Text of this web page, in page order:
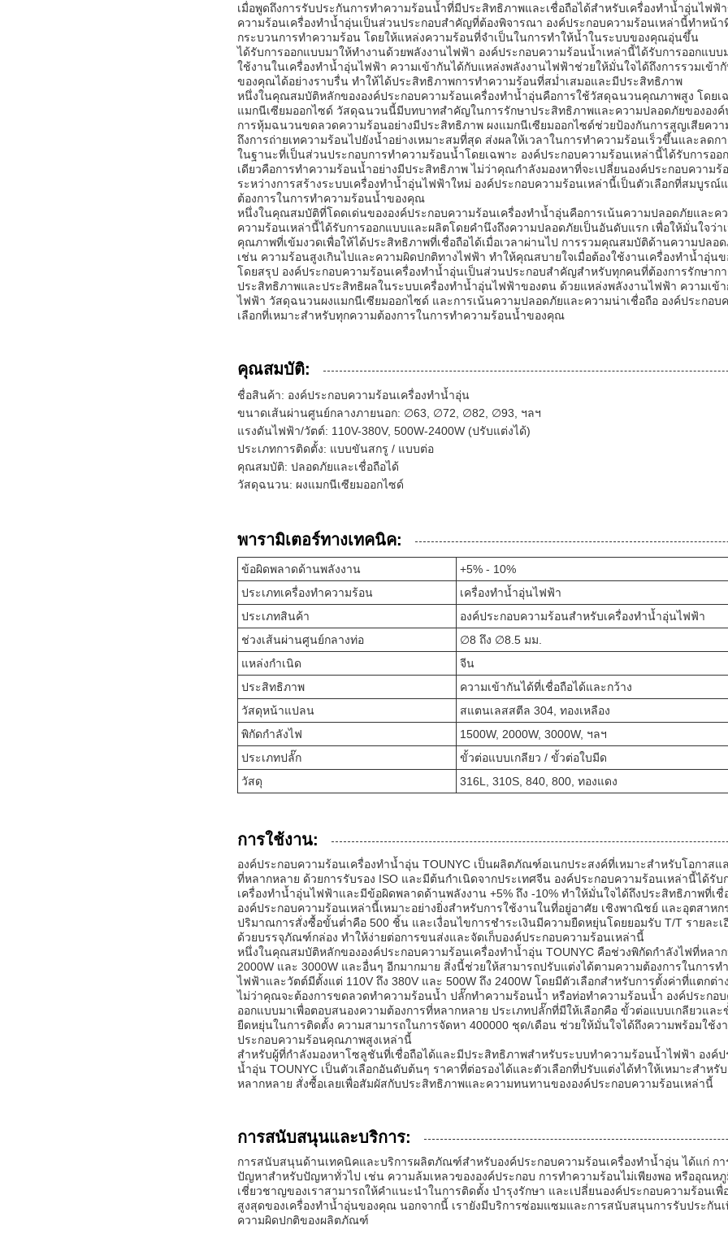
เมื่อพูดถึงการรับประกันการทำความร้อนน้ำที่มีประสิทธิภาพและเชื่อถือได้สำหรับเครื่องทำน้ำอุ่นไฟฟ้
ความร้อนเครื่องทำน้ำอุ่นเป็นส่วนประกอบสำคัญที่ต้องพิจารณา องค์ประกอบความร้อนเหล่านี้ทำหน้า
กระบวนการทำความร้อน โดยให้แหล่งความร้อนที่จำเป็นในการทำให้น้ำในระบบของคุณอุ่นขึ้น
ได้รับการออกแบบมาให้ทำงานด้วยพลังงานไฟฟ้า องค์ประกอบความร้อนน้ำเหล่านี้ได้รับการออกแบบ
ใช้งานในเครื่องทำน้ำอุ่นไฟฟ้า ความเข้ากันได้กับแหล่งพลังงานไฟฟ้าช่วยให้มั่นใจได้ถึงการรวมเข้า
ของคุณได้อย่างราบรื่น ทำให้ได้ประสิทธิภาพการทำความร้อนที่สม่ำเสมอและมีประสิทธิภาพ
หนึ่งในคุณสมบัติหลักขององค์ประกอบความร้อนเครื่องทำน้ำอุ่นคือการใช้วัสดุฉนวนคุณภาพสูง โดยเฉ
แมกนีเซียมออกไซด์ วัสดุฉนวนนี้มีบทบาทสำคัญในการรักษาประสิทธิภาพและความปลอดภัยขององค์
การหุ้มฉนวนขดลวดความร้อนอย่างมีประสิทธิภาพ ผงแมกนีเซียมออกไซด์ช่วยป้องกันการสูญเสียคว
ถึงการถ่ายเทความร้อนไปยังน้ำอย่างเหมาะสมที่สุด ส่งผลให้เวลาในการทำความร้อนเร็วขึ้นและลดก
ในฐานะที่เป็นส่วนประกอบการทำความร้อนน้ำโดยเฉพาะ องค์ประกอบความร้อนเหล่านี้ได้รับการออ
เดียวคือการทำความร้อนน้ำอย่างมีประสิทธิภาพ ไม่ว่าคุณกำลังมองหาที่จะเปลี่ยนองค์ประกอบความ
ระหว่างการสร้างระบบเครื่องทำน้ำอุ่นไฟฟ้าใหม่ องค์ประกอบความร้อนเหล่านี้เป็นตัวเลือกที่สมบูรณ์
ต้องการในการทำความร้อนน้ำของคุณ
หนึ่งในคุณสมบัติที่โดดเด่นขององค์ประกอบความร้อนเครื่องทำน้ำอุ่นคือการเน้นความปลอดภัยและค
ความร้อนเหล่านี้ได้รับการออกแบบและผลิตโดยคำนึงถึงความปลอดภัยเป็นอันดับแรก เพื่อให้มั่นใจว่า
คุณภาพที่เข้มงวดเพื่อให้ได้ประสิทธิภาพที่เชื่อถือได้เมื่อเวลาผ่านไป การรวมคุณสมบัติด้านความปลอ
เช่น ความร้อนสูงเกินไปและความผิดปกติทางไฟฟ้า ทำให้คุณสบายใจเมื่อต้องใช้งานเครื่องทำน้ำอุ่น
โดยสรุป องค์ประกอบความร้อนเครื่องทำน้ำอุ่นเป็นส่วนประกอบสำคัญสำหรับทุกคนที่ต้องการรักษาก
ประสิทธิภาพและประสิทธิผลในระบบเครื่องทำน้ำอุ่นไฟฟ้าของตน ด้วยแหล่งพลังงานไฟฟ้า ความเข้
ไฟฟ้า วัสดุฉนวนผงแมกนีเซียมออกไซด์ และการเน้นความปลอดภัยและความน่าเชื่อถือ องค์ประกอบ
เลือกที่เหมาะสำหรับทุกความต้องการในการทำความร้อนน้ำของคุณ
คุณสมบัติ:
ชื่อสินค้า: องค์ประกอบความร้อนเครื่องทำน้ำอุ่น
ขนาดเส้นผ่านศูนย์กลางภายนอก: ∅63, ∅72, ∅82, ∅93, ฯลฯ
แรงดันไฟฟ้า/วัตต์: 110V-380V, 500W-2400W (ปรับแต่งได้)
ประเภทการติดตั้ง: แบบขันสกรู / แบบต่อ
คุณสมบัติ: ปลอดภัยและเชื่อถือได้
วัสดุฉนวน: ผงแมกนีเซียมออกไซด์
พารามิเตอร์ทางเทคนิค:
ข้อผิดพลาดด้านพลังงาน
+5% - 10%
ประเภทเครื่องทำความร้อน
เครื่องทำน้ำอุ่นไฟฟ้า
ประเภทสินค้า
องค์ประกอบความร้อนสำหรับเครื่องทำน้ำอุ่นไฟฟ้า
ช่วงเส้นผ่านศูนย์กลางท่อ
∅8 ถึง ∅8.5 มม.
แหล่งกำเนิด
จีน
ประสิทธิภาพ
ความเข้ากันได้ที่เชื่อถือได้และกว้าง
วัสดุหน้าแปลน
สแตนเลสสตีล 304, ทองเหลือง
พิกัดกำลังไฟ
1500W, 2000W, 3000W, ฯลฯ
ประเภทปลั๊ก
ขั้วต่อแบบเกลียว / ขั้วต่อใบมีด
วัสดุ
316L, 310S, 840, 800, ทองแดง
การใช้งาน:
องค์ประกอบความร้อนเครื่องทำน้ำอุ่น TOUNYC เป็นผลิตภัณฑ์อเนกประสงค์ที่เหมาะสำหรับโอกาส
ที่หลากหลาย ด้วยการรับรอง ISO และมีต้นกำเนิดจากประเทศจีน องค์ประกอบความร้อนเหล่านี้ได้รั
เครื่องทำน้ำอุ่นไฟฟ้าและมีข้อผิดพลาดด้านพลังงาน +5% ถึง -10% ทำให้มั่นใจได้ถึงประสิทธิภาพที่เ
องค์ประกอบความร้อนเหล่านี้เหมาะอย่างยิ่งสำหรับการใช้งานในที่อยู่อาศัย เชิงพาณิชย์ และอุตสาห
ปริมาณการสั่งซื้อขั้นต่ำคือ 500 ชิ้น และเงื่อนไขการชำระเงินมีความยืดหยุ่นโดยยอมรับ T/T รายละ
ด้วยบรรจุภัณฑ์กล่อง ทำให้ง่ายต่อการขนส่งและจัดเก็บองค์ประกอบความร้อนเหล่านี้
หนึ่งในคุณสมบัติหลักขององค์ประกอบความร้อนเครื่องทำน้ำอุ่น TOUNYC คือช่วงพิกัดกำลังไฟที่หลาก
2000W และ 3000W และอื่นๆ อีกมากมาย สิ่งนี้ช่วยให้สามารถปรับแต่งได้ตามความต้องการในการ
ไฟฟ้าและวัตต์มีตั้งแต่ 110V ถึง 380V และ 500W ถึง 2400W โดยมีตัวเลือกสำหรับการตั้งค่าที่แตกต่า
ไม่ว่าคุณจะต้องการขดลวดทำความร้อนน้ำ ปลั๊กทำความร้อนน้ำ หรือท่อทำความร้อนน้ำ องค์ประกอ
ออกแบบมาเพื่อตอบสนองความต้องการที่หลากหลาย ประเภทปลั๊กที่มีให้เลือกคือ ขั้วต่อแบบเกลียวแล
ยืดหยุ่นในการติดตั้ง ความสามารถในการจัดหา 400000 ชุด/เดือน ช่วยให้มั่นใจได้ถึงความพร้อมใช้ง
ประกอบความร้อนคุณภาพสูงเหล่านี้
สำหรับผู้ที่กำลังมองหาโซลูชันที่เชื่อถือได้และมีประสิทธิภาพสำหรับระบบทำความร้อนน้ำไฟฟ้า องค์ป
น้ำอุ่น TOUNYC เป็นตัวเลือกอันดับต้นๆ ราคาที่ต่อรองได้และตัวเลือกที่ปรับแต่งได้ทำให้เหมาะสำหรั
หลากหลาย สั่งซื้อเลยเพื่อสัมผัสกับประสิทธิภาพและความทนทานขององค์ประกอบความร้อนเหล่านี้
การสนับสนุนและบริการ:
การสนับสนุนด้านเทคนิคและบริการผลิตภัณฑ์สำหรับองค์ประกอบความร้อนเครื่องทำน้ำอุ่น ได้แก่ กา
ปัญหาสำหรับปัญหาทั่วไป เช่น ความล้มเหลวขององค์ประกอบ การทำความร้อนไม่เพียงพอ หรืออุณห
เชี่ยวชาญของเราสามารถให้คำแนะนำในการติดตั้ง บำรุงรักษา และเปลี่ยนองค์ประกอบความร้อนเ
สูงสุดของเครื่องทำน้ำอุ่นของคุณ นอกจากนี้ เรายังมีบริการซ่อมแซมและการสนับสนุนการรับประกัน
ความผิดปกติของผลิตภัณฑ์